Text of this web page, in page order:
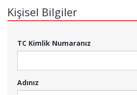
Kişisel Bilgiler
TC Kimlik Numaranız
Adınız